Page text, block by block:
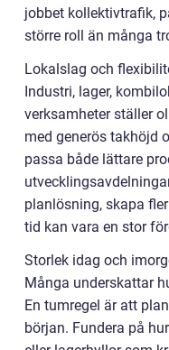
jobbet kollektivtrafik,
större roll än många
Lokalslag och
Industri, lager,
verksamheter ställer
med generös takhöjd
passa både lättare
planlösning, skapa
tid kan vara en stor
Storlek idag och
Många underskattar
En tumregel är att
början. Fundera på